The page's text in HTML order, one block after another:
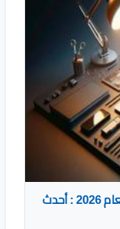
أفضل أجهزة اللاب توب للبرامج الهندسية لعام 2026 : أحدث